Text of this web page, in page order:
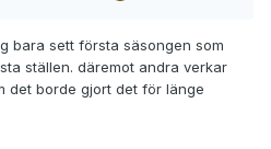
bara sett första säsongen som
ställen. däremot andra verkar
det borde gjort det för länge